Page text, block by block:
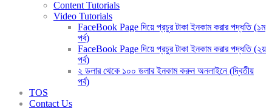
Content Tutorials
Video Tutorials
FaceBook Page দিয়ে প্রচুর টাকা ইনকাম করার পদ্ধতি (১ম
পর্ব)
FaceBook Page দিয়ে প্রচুর টাকা ইনকাম করার পদ্ধতি (২য়
পর্ব)
২ ডলার থেকে ১০০ ডলার ইনকাম করুন অনলাইনে (দ্বিতীয়
পর্ব)
TOS
Contact Us